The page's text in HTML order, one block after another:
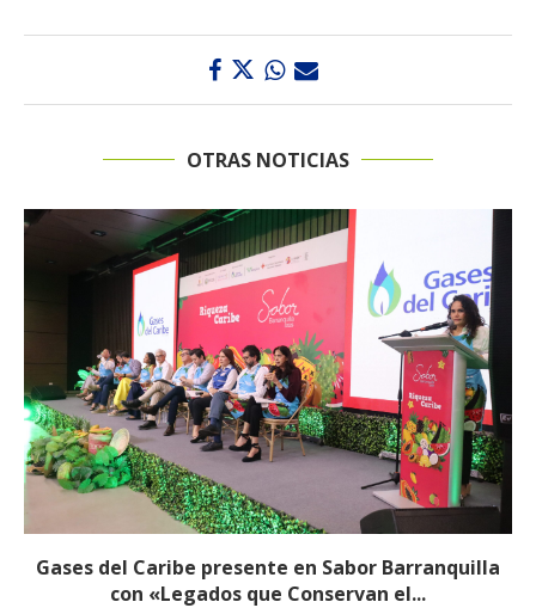
OTRAS NOTICIAS
Exjefe paramilitar Saúl Severini hizo explosivas
revelaciones ante la JEP sobre presuntos...